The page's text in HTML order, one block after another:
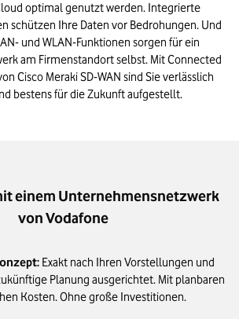
optimal genutzt werden. Integrierte
schützen Ihre Daten vor Bedrohungen. Und
und WLAN-Funktionen sorgen für ein
am Firmenstandort selbst. Mit Connected
Cisco Meraki SD-WAN sind Sie verlässlich
bestens für die Zukunft aufgestellt.
einem Unternehmensnetzwerk
von Vodafone
Exakt nach Ihren Vorstellungen und
Planung ausgerichtet. Mit planbaren
Kosten. Ohne große Investitionen.